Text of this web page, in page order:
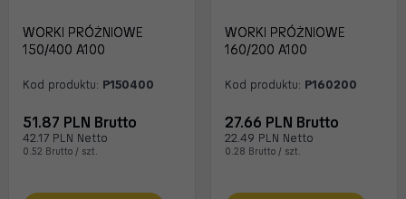
WORKI PRÓŻNIOWE
150/400 A100
Kod produktu: P150400
51.87 PLN Brutto
42.17 PLN Netto
0.52 Brutto / szt.
WORKI PRÓŻNIOWE
160/200 A100
Kod produktu: P160200
27.66 PLN Brutto
22.49 PLN Netto
0.28 Brutto / szt.